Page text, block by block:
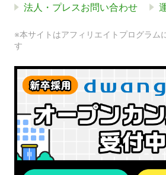
法人・プレスお問い合わせ
※本サイトはアフィリエイトプログラム
す